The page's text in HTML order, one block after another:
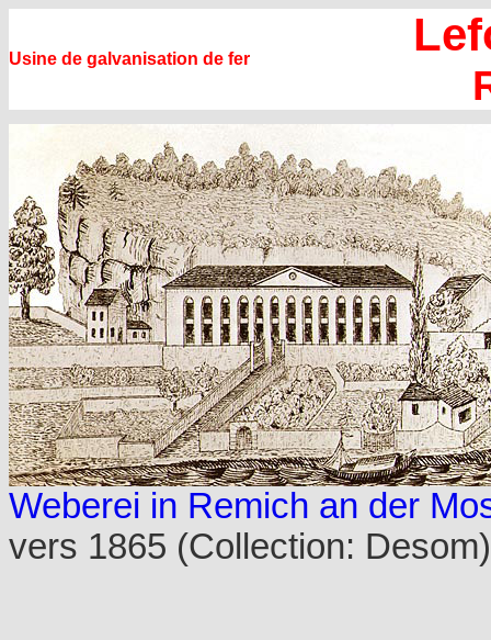
Usine de galvanisation de fer
Weberei in Remich an der
vers 1865 (Collection: Desom)